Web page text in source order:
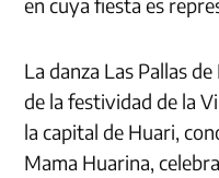
La danza Las Pallas
de la festividad de la
la capital de Huari,
Mama Huarina,